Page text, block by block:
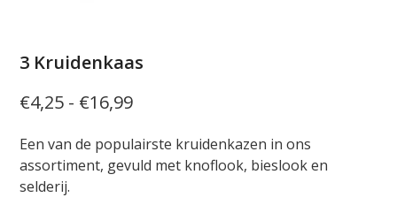
3 Kruidenkaas
€4,25 - €16,99Prijsklasse:
tot
Een van de populairste kruidenkazen in ons
assortiment, gevuld met knoflook, bieslook en
selderij.